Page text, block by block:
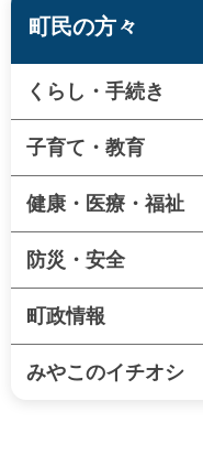
町民の方々
くらし・手続き
子育て・教育
健康・医療・福祉
防災・安全
町政情報
みやこのイチオシ